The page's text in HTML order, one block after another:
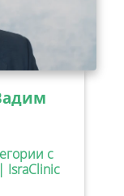
с
IsraClinic